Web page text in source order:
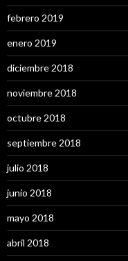
febrero 2019
enero 2019
diciembre 2018
noviembre 2018
octubre 2018
septiembre 2018
julio 2018
junio 2018
mayo 2018
abril 2018